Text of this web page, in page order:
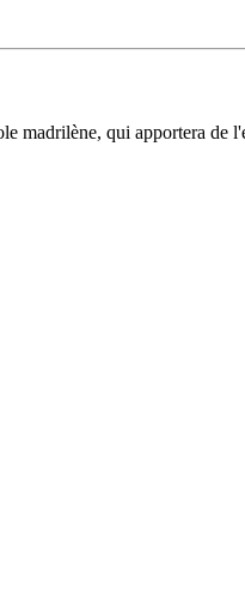
madrilène, qui apportera de